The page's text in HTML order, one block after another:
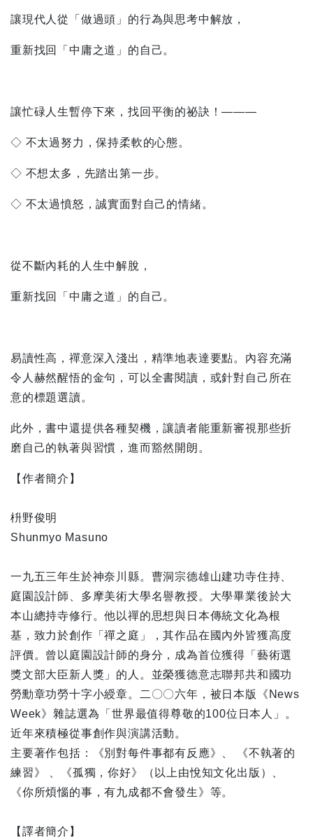
讓現代人從「做過頭」的行為與思考中解放，
重新找回「中庸之道」的自己。
讓忙碌人生暫停下來，找回平衡的祕訣！———
◇ 不太過努力，保持柔軟的心態。
◇ 不想太多，先踏出第一步。
◇ 不太過憤怒，誠實面對自己的情緒。
從不斷內耗的人生中解脫，
重新找回「中庸之道」的自己。
易讀性高，禪意深入淺出，精準地表達要點。內容充滿
令人赫然醒悟的金句，可以全書閱讀，或針對自己所在
意的標題選讀。
此外，書中還提供各種契機，讓讀者能重新審視那些折
磨自己的執著與習慣，進而豁然開朗。
【作者簡介】
枡野俊明
Shunmyo Masuno
一九五三年生於神奈川縣。曹洞宗德雄山建功寺住持、
庭園設計師、多摩美術大學名譽教授。大學畢業後於大
本山總持寺修行。他以禪的思想與日本傳統文化為根
基，致力於創作「禪之庭」，其作品在國內外皆獲高度
評價。曾以庭園設計師的身分，成為首位獲得「藝術選
獎文部大臣新人獎」的人。並榮獲德意志聯邦共和國功
勞勳章功勞十字小綬章。二〇〇六年，被日本版《News
Week》雜誌選為「世界最值得尊敬的100位日本人」。
近年來積極從事創作與演講活動。
主要著作包括：《別對每件事都有反應》、 《不執著的
練習》 、《孤獨，你好》（以上由悅知文化出版）、
《你所煩惱的事，有九成都不會發生》等。
【譯者簡介】